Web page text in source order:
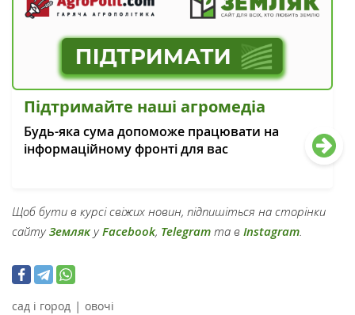
Підтримайте наші агромедіа
Будь-яка сума допоможе працювати на
інформаційному фронті для вас
Щоб бути в курсі свіжих новин, підпишіться на сторінки
сайтуЗемлякуFacebook, Telegram та в Instagram.
сад і город | овочі